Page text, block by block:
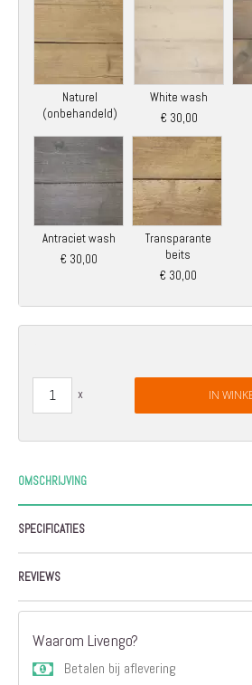
Naturel
(onbehandeld)
White wash
€ 30,00
Antraciet wash
€ 30,00
Transparante
beits
€ 30,00
IN
OMSCHRIJVING
SPECIFICATIES
REVIEWS
Waarom Livengo?
Betalen bij aflevering